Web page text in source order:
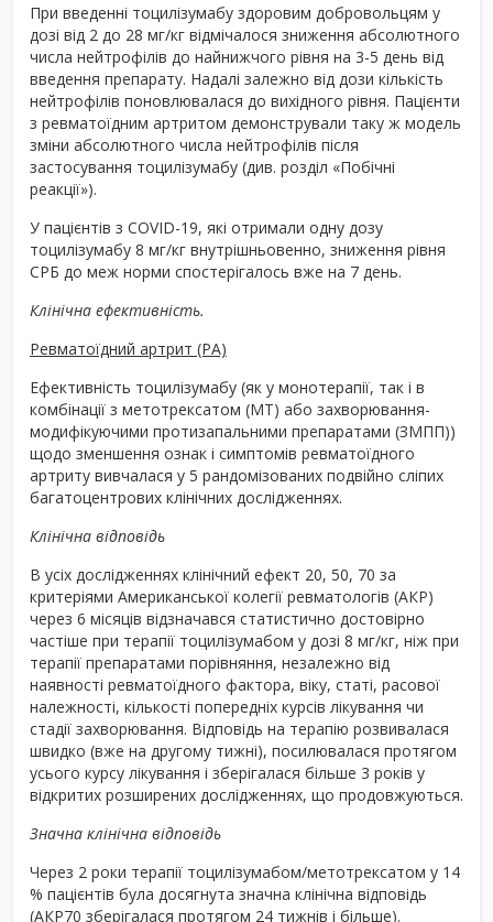
При введенні тоцилізумабу здоровим добровольцям у
дозі від 2 до 28 мг/кг відмічалося зниження абсолютного
числа нейтрофілів до найнижчого рівня на 3-5 день від
введення препарату. Надалі залежно від дози кількість
нейтрофілів поновлювалася до вихідного рівня. Пацієнти
з ревматоїдним артритом демонстрували таку ж модель
зміни абсолютного числа нейтрофілів після
застосування тоцилізумабу (див. розділ «Побічні
реакції»).
У пацієнтів з COVID-19, які отримали одну дозу
тоцилізумабу 8 мг/кг внутрішньовенно, зниження рівня
СРБ до меж норми спостерігалось вже на 7 день.
Клінічна ефективність.
Ревматоїдний артрит (РА)
Ефективність тоцилізумабу (як у монотерапії, так і в
комбінації з метотрексатом (МТ) або захворювання-
модифікуючими протизапальними препаратами (ЗМПП))
щодо зменшення ознак і симптомів ревматоїдного
артриту вивчалася у 5 рандомізованих подвійно сліпих
багатоцентрових клінічних дослідженнях.
Клінічна відповідь
В усіх дослідженнях клінічний ефект 20, 50, 70 за
критеріями Американської колегії ревматологів (АКР)
через 6 місяців відзначався статистично достовірно
частіше при терапії тоцилізумабом у дозі 8 мг/кг, ніж при
терапії препаратами порівняння, незалежно від
наявності ревматоїдного фактора, віку, статі, расової
належності, кількості попередніх курсів лікування чи
стадії захворювання. Відповідь на терапію розвивалася
швидко (вже на другому тижні), посилювалася протягом
усього курсу лікування і зберігалася більше 3 років у
відкритих розширених дослідженнях, що продовжуються.
Значна клінічна відповідь
Через 2 роки терапії тоцилізумабом/метотрексатом у 14
% пацієнтів була досягнута значна клінічна відповідь
(АКР70 зберігалася протягом 24 тижнів і більше).